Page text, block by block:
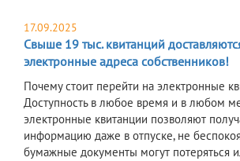
17.09.2025
Свыше 19 тыс. квитанций
электронные адреса собственников!
Почему стоит перейти на электронные
Доступность в любое время и в любом
электронные квитанции позволяют
информацию даже в отпуске, не
бумажные документы могут потеряться